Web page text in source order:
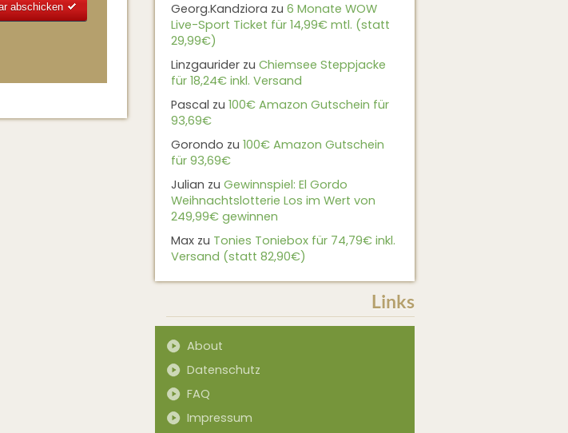
Georg.Kandziora zu 6 Monate WOW
Live-Sport Ticket für 14,99€ mtl. (statt
29,99€)
Linzgaurider zu Chiemsee Steppjacke
für 18,24€ inkl. Versand
Pascal zu 100€ Amazon Gutschein für
93,69€
Gorondo zu 100€ Amazon Gutschein
für 93,69€
Julian zu Gewinnspiel: El Gordo
Weihnachtslotterie Los im Wert von
249,99€ gewinnen
Max zu Tonies Toniebox für 74,79€ inkl.
Versand (statt 82,90€)
Links
About
Datenschutz
FAQ
Impressum